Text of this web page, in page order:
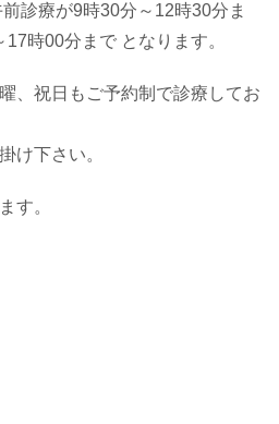
診療が9時30分～12時30分ま
時00分まで となります。
、祝日もご予約制で診療してお
け下さい。
す。